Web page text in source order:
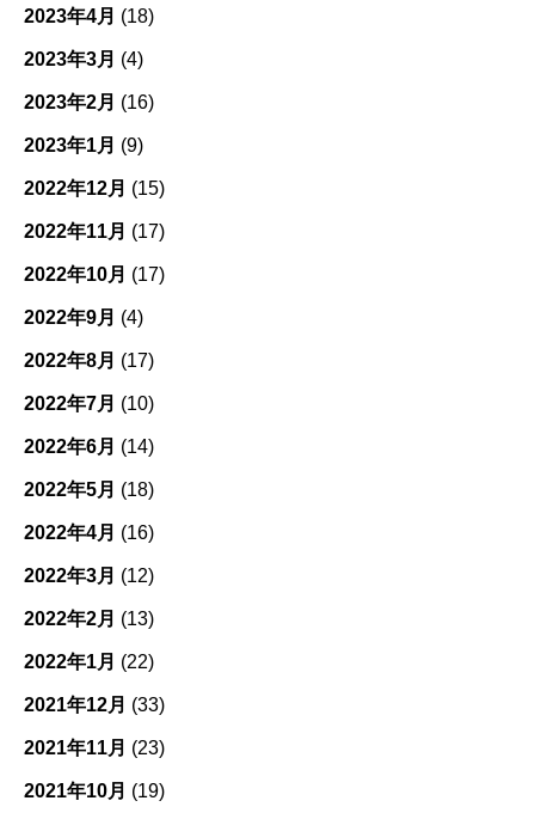
2023年4月 (18)
2023年3月 (4)
2023年2月 (16)
2023年1月 (9)
2022年12月 (15)
2022年11月 (17)
2022年10月 (17)
2022年9月 (4)
2022年8月 (17)
2022年7月 (10)
2022年6月 (14)
2022年5月 (18)
2022年4月 (16)
2022年3月 (12)
2022年2月 (13)
2022年1月 (22)
2021年12月 (33)
2021年11月 (23)
2021年10月 (19)